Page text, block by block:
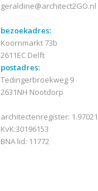
geraldine@architect2GO.nl
bezoekadres:
Koornmarkt 73b
2611EC Delft
postadres:
Tedingerbroekweg 9
2631NH Nootdorp
architectenregister:
KvK:30196153
BNA lid: 11772